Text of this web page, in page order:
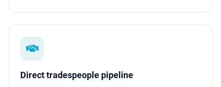
Direct tradespeople pipeline